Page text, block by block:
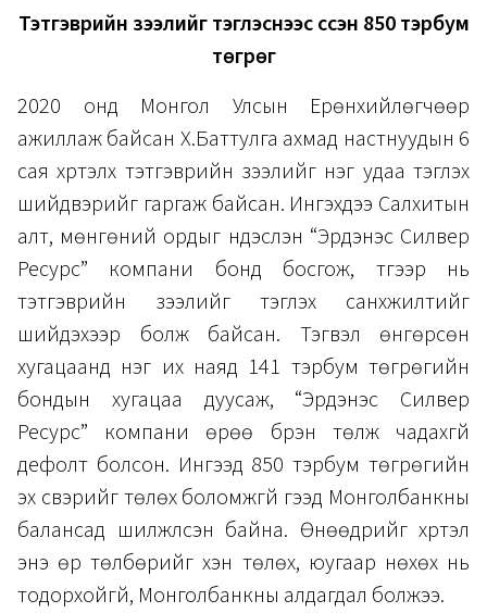
Тэтгэврийн зээлийг тэглэснээс үүссэн 850 тэрбум
төгрөг
2020 онд Монгол Улсын Ерөнхийлөгчөөр
ажиллаж байсан Х.Баттулга ахмад настнуудын 6
сая хүртэлх тэтгэврийн зээлийг нэг удаа тэглэх
шийдвэрийг гаргаж байсан. Ингэхдээ Салхитын
алт, мөнгөний ордыг үндэслэн “Эрдэнэс Силвер
Ресурс” компани бонд босгож, түүгээр нь
тэтгэврийн зээлийг тэглэх санхүүжилтийг
шийдэхээр болж байсан. Тэгвэл өнгөрсөн
хугацаанд нэг их наяд 141 тэрбум төгрөгийн
бондын хугацаа дуусаж, “Эрдэнэс Силвер
Ресурс” компани өрөө бүрэн төлж чадахгүй
дефолт болсон. Ингээд 850 тэрбум төгрөгийн
эх үүсвэрийг төлөх боломжгүй гээд Монголбанкны
балансад шилжүүлсэн байна. Өнөөдрийг хүртэл
энэ өр төлбөрийг хэн төлөх, юугаар нөхөх нь
тодорхойгүй, Монголбанкны алдагдал болжээ.